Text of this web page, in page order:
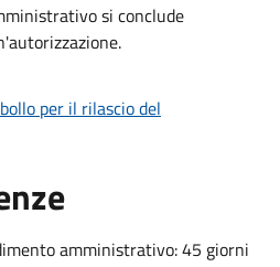
si conclude
per il rilascio del
amministrativo: 45 giorni